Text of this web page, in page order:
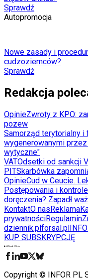
Sprawdź
Autopromocja
Nowe zasady i
cudzoziemców?
Sprawdź
Redakcja
OpinieZwroty z KPO:
pozew
Samorząd terytorialny i
wygenerowanymi
wytyczne"
VATOdsetki od sankcji
PITSkarbówka
OpinieCud w Ceucie.
Postępowania i
doręczenia? Zapadł
KontaktO nasReklama
prywatnościRegulamin
dziennik.plforsal.pl
KUP SUBSKRYPCJĘ
Copyright © INFOR PL